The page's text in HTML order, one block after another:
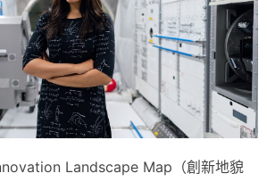
Landscape Map（創新地貌